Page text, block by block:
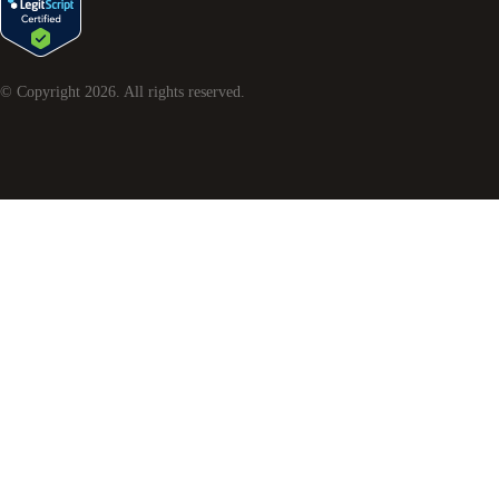
© Copyright 2026. All rights reserved.